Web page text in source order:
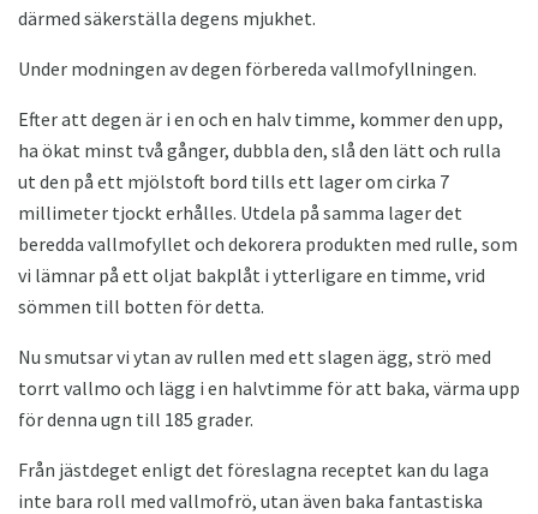
därmed säkerställa degens mjukhet.
Under modningen av degen förbereda vallmofyllningen.
Efter att degen är i en och en halv timme, kommer den upp,
ha ökat minst två gånger, dubbla den, slå den lätt och rulla
ut den på ett mjölstoft bord tills ett lager om cirka 7
millimeter tjockt erhålles. Utdela på samma lager det
beredda vallmofyllet och dekorera produkten med rulle, som
vi lämnar på ett oljat bakplåt i ytterligare en timme, vrid
sömmen till botten för detta.
Nu smutsar vi ytan av rullen med ett slagen ägg, strö med
torrt vallmo och lägg i en halvtimme för att baka, värma upp
för denna ugn till 185 grader.
Från jästdeget enligt det föreslagna receptet kan du laga
inte bara roll med vallmofrö, utan även baka fantastiska